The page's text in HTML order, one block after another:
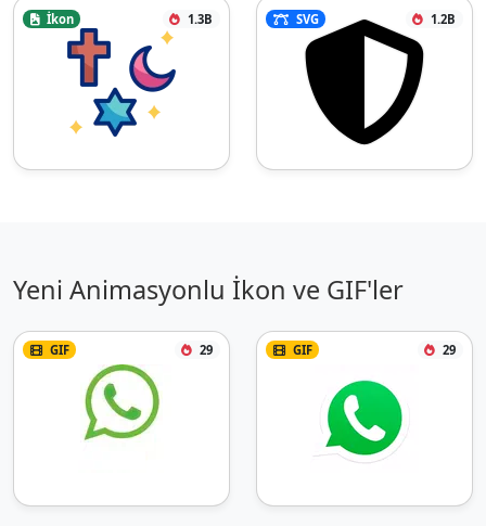
İkon 1.3B SVG 1.2B
Yeni Animasyonlu İkon ve GIF'ler
GIF 29 GIF 29